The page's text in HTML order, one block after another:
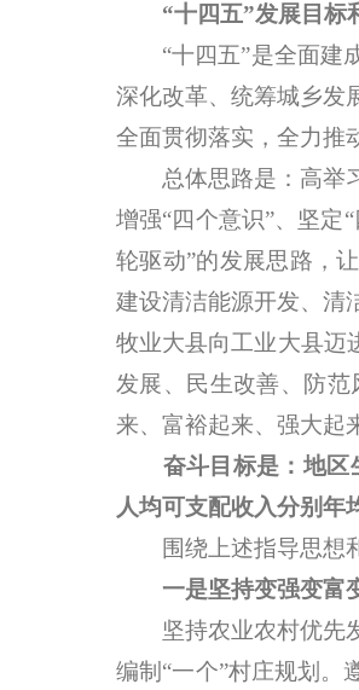
“十四五”发展目标
“十四五”是全面建成
深化改革、统筹城乡发
全面贯彻落实，全力推
总体思路是：高举习
增强“四个意识”、坚定
轮驱动”的发展思路，
建设清洁能源开发、清
牧业大县向工业大县迈
发展、民生改善、防
来、富裕起来、强大起
奋斗目标是：地
人均可支配收入分别年
围绕上述指导思想和
一是坚持变强变富
坚持农业农村优先发
编制“一个”村庄规划。